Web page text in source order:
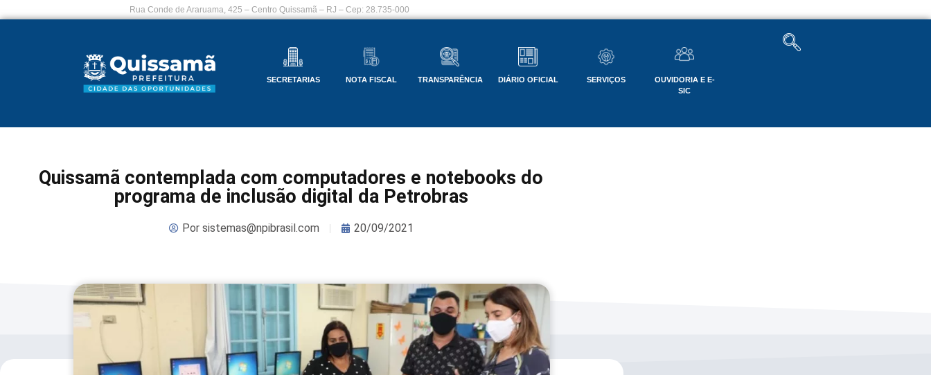
Rua Conde de Araruama, 425 – Centro Quissamã – RJ – Cep: 28.735-000
SECRETARIAS NOTA FISCAL TRANSPARÊNCIA DIÁRIO OFICIAL SERVIÇOS
OUVIDORIA E E-
SIC
Quissamã contemplada com computadores e notebooks do
programa de inclusão digital da Petrobras
Porsistemas@npibrasil.com 20/09/2021